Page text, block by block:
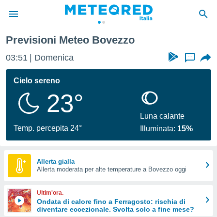
di
per
le
di
Web
le
Previsioni Meteo Bovezzo
03:51 Domenica ...
Cielo sereno
23°
Temp. percepita 24°
Luna calante
Illuminata: 15%
Allerta gialla
Allerta moderata per alte temperature a Bovezzo oggi
Ultim'ora.
Ondata di calore fino a Ferragosto: rischia di
diventare eccezionale. Svolta solo a fine mese?